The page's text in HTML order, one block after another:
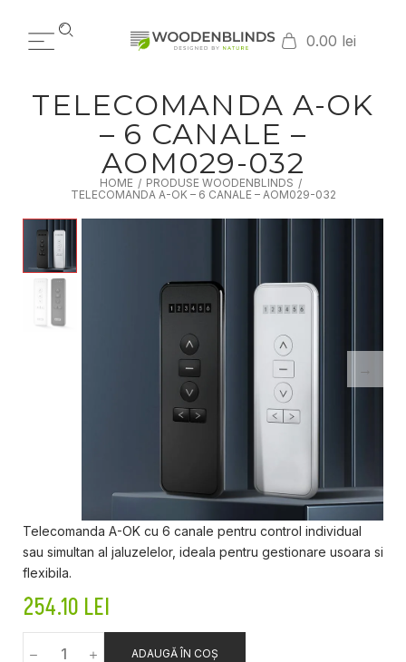
0.00 lei
TELECOMANDA A-OK
– 6 CANALE –
AOM029-032
HOME / PRODUSE WOODENBLINDS /
TELECOMANDA A-OK – 6 CANALE – AOM029-032
Telecomanda A-OK cu 6 canale pentru control individual
sau simultan al jaluzelelor, ideala pentru gestionare usoara si
flexibila.
254.10 LEI
ADAUGĂ ÎN COȘ